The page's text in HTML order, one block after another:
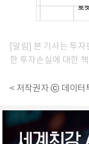
[알림] 본 기사는 투
한 투자손실에 대한
< 저작권자 ⓒ 데이터